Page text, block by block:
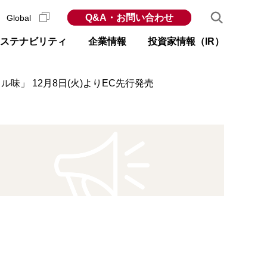
テナビリティ 企業情報 投資家情報（IR）
Global Q&A・お問い合わせ
味」 12月8日(火)よりEC先行発売